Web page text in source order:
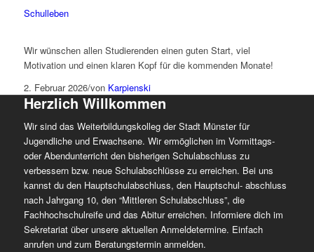
Schulleben
Wir wünschen allen Studierenden einen guten Start, viel
Motivation und einen klaren Kopf für die kommenden Monate!
2. Februar 2026/von Karpienski
Herzlich Willkommen
Wir sind das Weiterbildungskolleg der Stadt Münster für
Jugendliche und Erwachsene. Wir ermöglichen im Vormittags-
oder Abendunterricht den bisherigen Schulabschluss zu
verbessern bzw. neue Schulabschlüsse zu erreichen. Bei uns
kannst du den Hauptschulabschluss, den Hauptschul- abschluss
nach Jahrgang 10, den “Mittleren Schulabschluss”, die
Fachhochschulreife und das Abitur erreichen. Informiere dich im
Sekretariat über unsere aktuellen Anmeldetermine. Einfach
anrufen und zum Beratungstermin anmelden.